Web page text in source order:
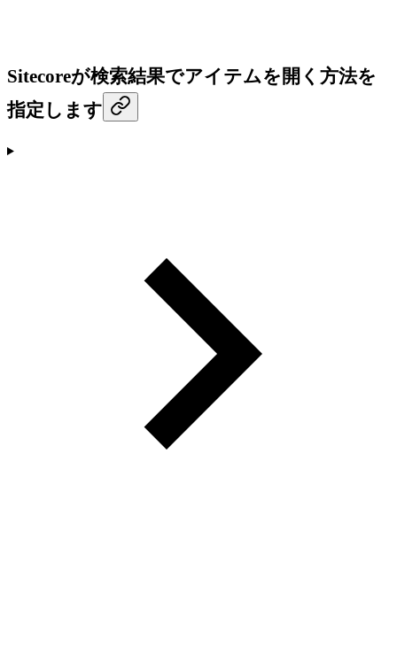
Sitecoreが検索結果でアイテムを開く方法を
指定します